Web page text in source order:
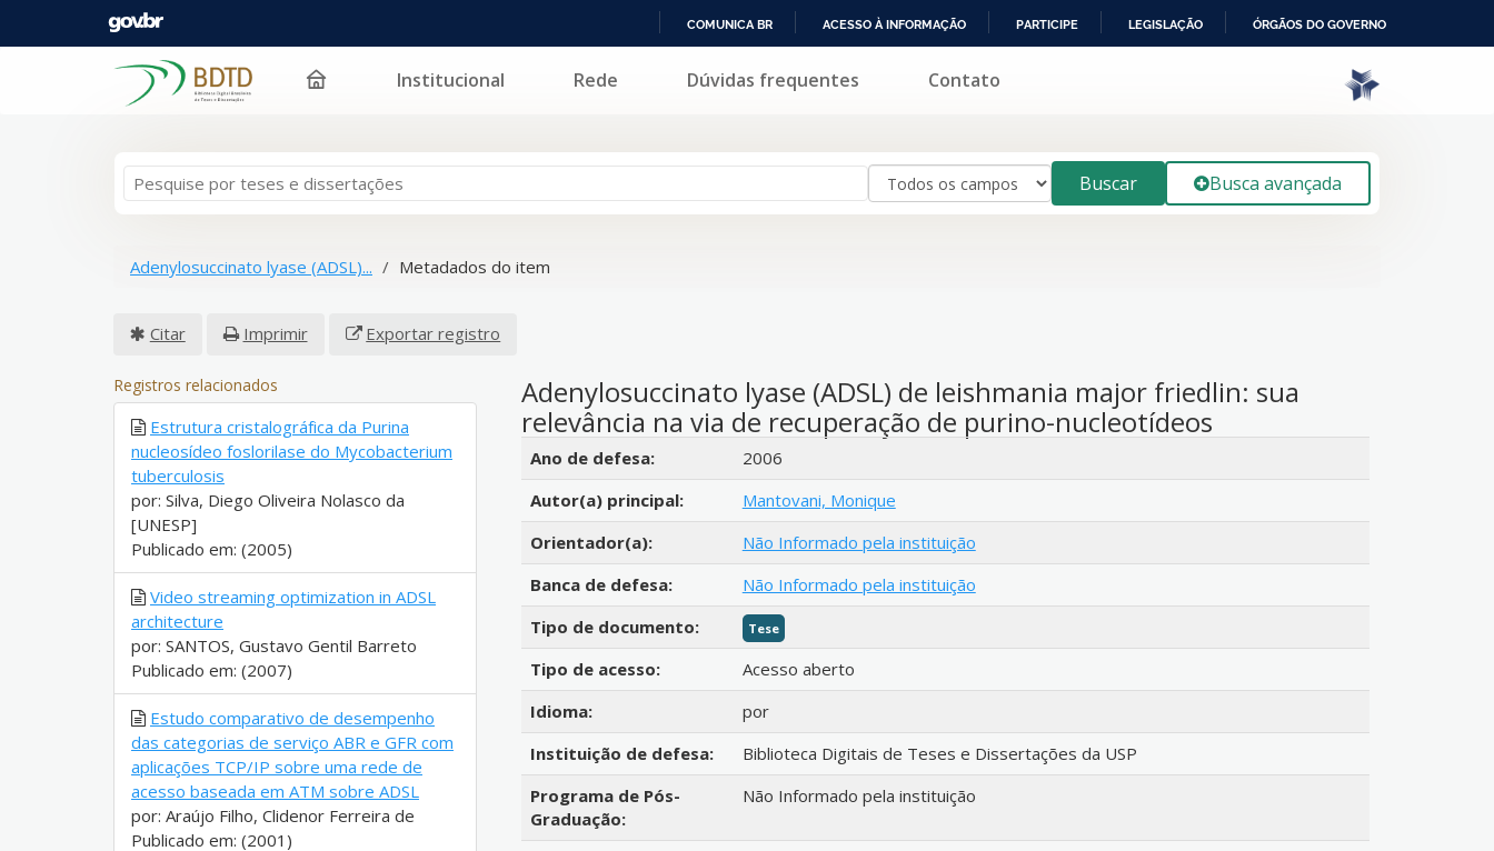
PARA
COMUNICA BR ACESSO À INFORMAÇÃO PARTICIPE LEGISLAÇÃO ÓRGÃOS DO GOVERNO
Pular para o conteúdo Institucional Rede Dúvidas frequentes Contato
Buscar Busca avançada
Adenylosuccinato lyase (ADSL)... Metadados do item
Citar Imprimir Exportar registro
Adenylosuccinato lyase (ADSL) de leishmania major friedlin: sua
relevância na via de recuperação de purino-nucleotídeos
Detalhes bibliográficos
Ano de defesa:
2006
Autor(a) principal:
Mantovani, Monique
Orientador(a):
Não Informado pela instituição
Banca de defesa:
Não Informado pela instituição
Tipo de documento:
Tese
Tipo de acesso:
Acesso aberto
Idioma:
por
Instituição de defesa:
Biblioteca Digitais de Teses e Dissertações da USP
Programa de Pós-
Graduação:
Não Informado pela instituição
Registros relacionados
Estrutura cristalográfica da Purina
nucleosídeo foslorilase do Mycobacterium
tuberculosis
por: Silva, Diego Oliveira Nolasco da
[UNESP]
Publicado em: (2005)
Video streaming optimization in ADSL
architecture
por: SANTOS, Gustavo Gentil Barreto
Publicado em: (2007)
Estudo comparativo de desempenho
das categorias de serviço ABR e GFR com
aplicações TCP/IP sobre uma rede de
acesso baseada em ATM sobre ADSL
por: Araújo Filho, Clidenor Ferreira de
Publicado em: (2001)